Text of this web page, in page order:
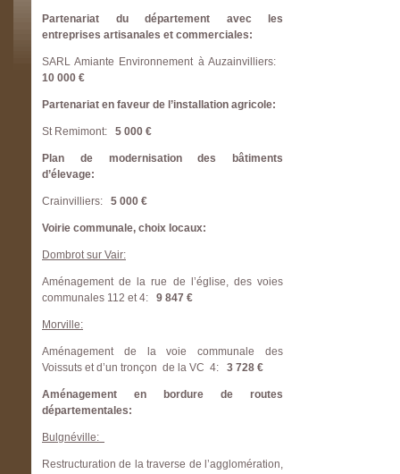
Partenariat du département avec les
entreprises artisanales et commerciales:
SARL Amiante Environnement à Auzainvilliers:
10 000 €
Partenariat en faveur de l’installation agricole:
St Remimont: 5 000 €
Plan de modernisation des bâtiments
d’élevage:
Crainvilliers: 5 000 €
Voirie communale, choix locaux:
Dombrot sur Vair:
Aménagement de la rue de l’église, des voies
communales 112 et 4:
9 847 €
Morville:
Aménagement de la voie communale des
Voissuts et d’un tronçon de la VC 4: 3 728 €
Aménagement en bordure de routes
départementales:
Bulgnéville:
Restructuration de la traverse de l’agglomération,